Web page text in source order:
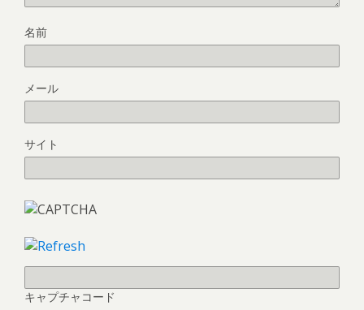
名前
メール
サイト
キャプチャコード